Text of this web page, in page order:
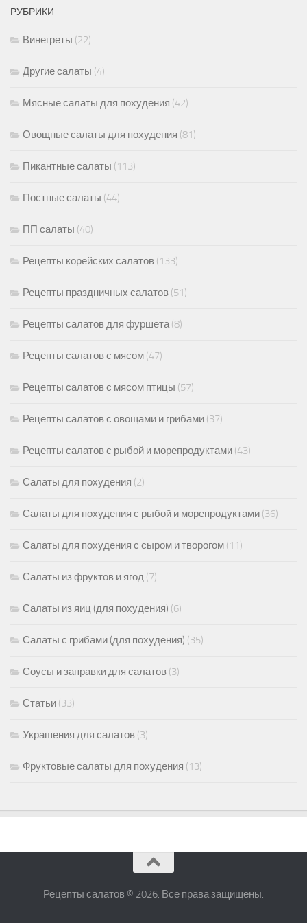
РУБРИКИ
Винегреты (22)
Другие салаты (4)
Мясные салаты для похудения (42)
Овощные салаты для похудения (81)
Пикантные салаты (113)
Постные салаты (44)
ПП салаты (40)
Рецепты корейских салатов (133)
Рецепты праздничных салатов (51)
Рецепты салатов для фуршета(8)
Рецепты салатов с мясом (47)
Рецепты салатов с мясом птицы (57)
Рецепты салатов с овощами и грибами (37)
Рецепты салатов с рыбой и морепродуктами (43)
Салаты для похудения (2)
Салаты для похудения с рыбой и морепродуктами (36)
Салаты для похудения с сыром и творогом (11)
Салаты из фруктов и ягод (7)
Салаты из яиц (для похудения) (6)
Салаты с грибами (для похудения) (35)
Соусы и заправки для салатов (3)
Статьи (33)
Украшения для салатов (3)
Фруктовые салаты для похудения (13)
Рецепты салатов © 2026. Все права защищены.